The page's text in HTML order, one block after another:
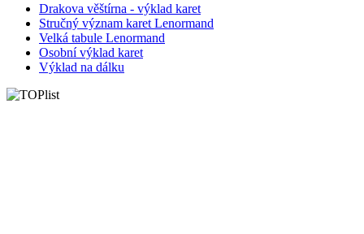
Drakova věštírna - výklad karet
Stručný význam karet Lenormand
Velká tabule Lenormand
Osobní výklad karet
Výklad na dálku